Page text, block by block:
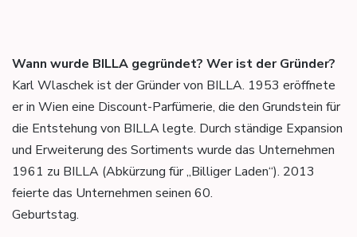
Wann wurde BILLA gegründet? Wer ist der Gründer?
Karl Wlaschek ist der Gründer von BILLA. 1953 eröffnete
er in Wien eine Discount-Parfümerie, die den Grundstein für
die Entstehung von BILLA legte. Durch ständige Expansion
und Erweiterung des Sortiments wurde das Unternehmen
1961 zu BILLA (Abkürzung für „Billiger Laden“). 2013
feierte das Unternehmen seinen 60.
Geburtstag.